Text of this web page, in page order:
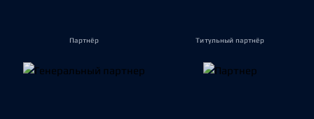
Партнёр Титульный партнёр